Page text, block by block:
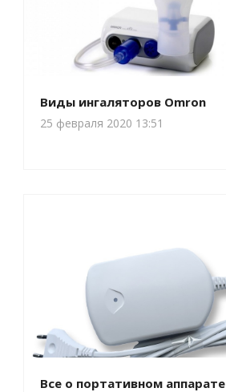
Виды ингаляторов Omron
25 февраля 2020 13:51
Все о портативном аппарате